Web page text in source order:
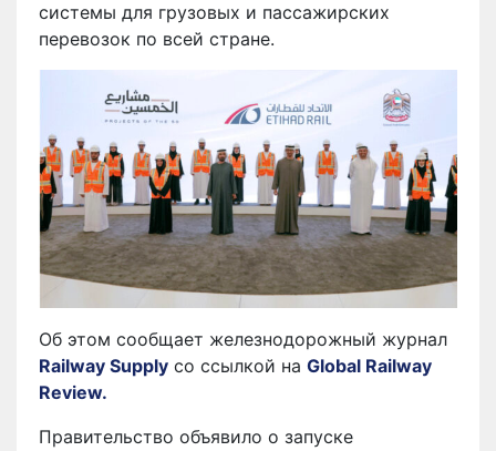
системы для грузовых и пассажирских
перевозок по всей стране.
Об этом сообщает железнодорожный журнал
Railway Supply cо ссылкой на Global Railway
Review.
Правительство объявило о запуске